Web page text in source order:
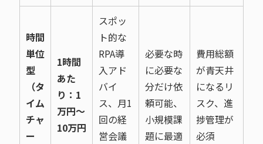
時間
単位
型
（タ
イム
チャ
ー
1時間
あた
り：1
万円〜
10万円
スポッ
ト的な
RPA導
入アド
バイ
ス、月1
回の経
営会議
必要な時
に必要な
分だけ依
頼可能、
小規模課
題に最適
費用総額
が青天井
になるリ
スク、進
捗管理が
必須